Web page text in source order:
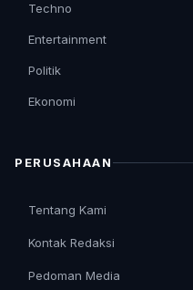
Techno
Entertainment
Politik
Ekonomi
PERUSAHAAN
Tentang Kami
Kontak Redaksi
Pedoman Media